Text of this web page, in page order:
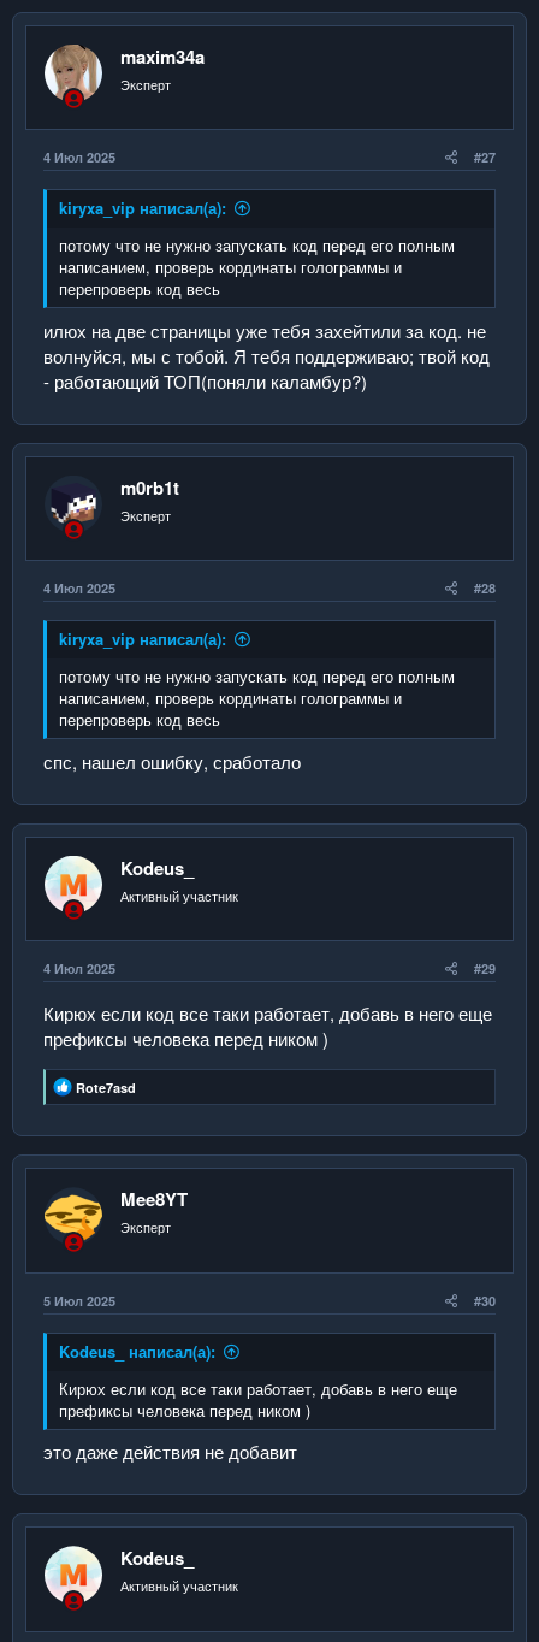
ц
и
и
:
maxim34a
Эксперт
4 Июл 2025 #27
kiryxa_vip написал(а):
потому что не нужно запускать код перед его полным
написанием, проверь кординаты голограммы и
перепроверь код весь
илюх на две страницы уже тебя захейтили за код. не
волнуйся, мы с тобой. Я тебя поддерживаю; твой код
- работающий ТОП(поняли каламбур?)
m0rb1t
Эксперт
4 Июл 2025 #28
kiryxa_vip написал(а):
потому что не нужно запускать код перед его полным
написанием, проверь кординаты голограммы и
перепроверь код весь
спс, нашел ошибку, сработало
Kodeus_
Активный участник
4 Июл 2025 #29
Кирюх если код все таки работает, добавь в него еще
префиксы человека перед ником )
Р
е
к
ц
и
и
:
Rote7asd
Mee8YT
Эксперт
5 Июл 2025 #30
Kodeus_ написал(а):
Кирюх если код все таки работает, добавь в него еще
префиксы человека перед ником )
это даже действия не добавит
Kodeus_
Активный участник